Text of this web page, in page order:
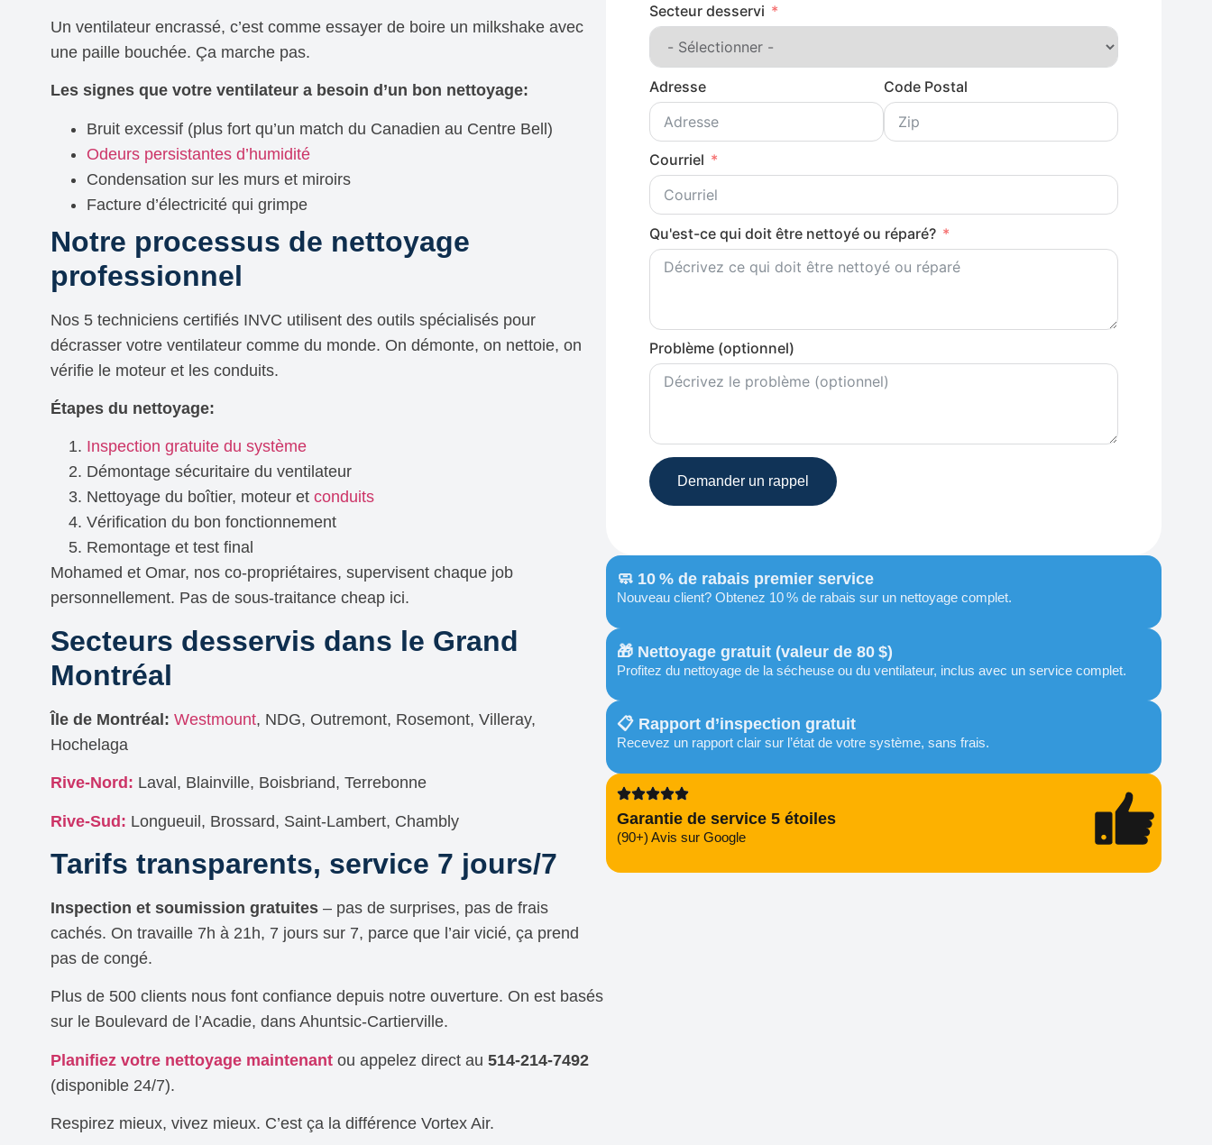
Un ventilateur encrassé, c’est comme essayer de boire un milkshake avec
une paille bouchée. Ça marche pas.
Les signes que votre ventilateur a besoin d’un bon nettoyage:
Bruit excessif (plus fort qu’un match du Canadien au Centre Bell)
Odeurs persistantes d’humidité
Condensation sur les murs et miroirs
Facture d’électricité qui grimpe
Notre processus de nettoyage
professionnel
Nos 5 techniciens certifiés INVC utilisent des outils spécialisés pour
décrasser votre ventilateur comme du monde. On démonte, on nettoie, on
vérifie le moteur et les conduits.
Étapes du nettoyage:
Inspection gratuite du système
Démontage sécuritaire du ventilateur
Nettoyage du boîtier, moteur et conduits
Vérification du bon fonctionnement
Remontage et test final
Mohamed et Omar, nos co-propriétaires, supervisent chaque job
personnellement. Pas de sous-traitance cheap ici.
Secteurs desservis dans le Grand
Montréal
Île de Montréal: Westmount, NDG, Outremont, Rosemont, Villeray,
Hochelaga
Rive-Nord: Laval, Blainville, Boisbriand, Terrebonne
Rive-Sud: Longueuil, Brossard, Saint-Lambert, Chambly
Tarifs transparents, service 7 jours/7
Inspection et soumission gratuites – pas de surprises, pas de frais
cachés. On travaille 7h à 21h, 7 jours sur 7, parce que l’air vicié, ça prend
pas de congé.
Plus de 500 clients nous font confiance depuis notre ouverture. On est basés
sur le Boulevard de l’Acadie, dans Ahuntsic-Cartierville.
Planifiez votre nettoyage maintenant ou appelez direct au 514-214-7492
(disponible 24/7).
Respirez mieux, vivez mieux. C’est ça la différence Vortex Air.
Secteur desservi
Adresse Code Postal
Courriel
Qu'est-ce qui doit être nettoyé ou réparé?
Problème (optionnel)
Demander un rappel
🧼 10 % de rabais premier service
Nouveau client? Obtenez 10 % de rabais sur un nettoyage complet.
🎁 Nettoyage gratuit (valeur de 80 $)
Profitez du nettoyage de la sécheuse ou du ventilateur, inclus avec un service complet.
📋 Rapport d’inspection gratuit
Recevez un rapport clair sur l’état de votre système, sans frais.
Garantie de service 5 étoiles
(90+) Avis sur Google